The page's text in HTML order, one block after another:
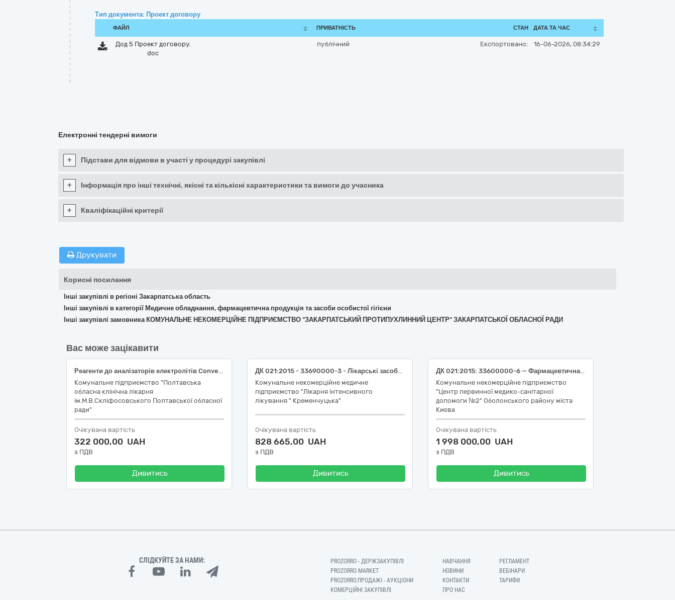
Тип документа: Проект договору
ФАЙЛ ПРИВАТНІСТЬ СТАН ДАТА ТА ЧАС
Дод 5 Проект договору.
doc
публічний Експортовано: 16-06-2026, 08:34:29
Електронні тендерні вимоги
+ Підстави для відмови в участі у процедурі закупівлі
+ Інформація про інші технічні, якісні та кількісні характеристики та вимоги до учасника
+ Кваліфікаційні критерії
Друкувати
Корисні посилання
Інші закупівлі в регіоні Закарпатська область
Інші закупівлі в категорії Медичне обладнання, фармацевтична продукція та засоби особистої гігієни
Інші закупівлі замовника КОМУНАЛЬНЕ НЕКОМЕРЦІЙНЕ ПІДПРИЄМСТВО "ЗАКАРПАТСЬКИЙ ПРОТИПУХЛИННИЙ ЦЕНТР" ЗАКАРПАТСЬКОЇ ОБЛАСНОЇ РАДИ
Вас може зацікавити
Реагенти до аналізаторів електролітів Convergus (за кодом ДК 021:2015 - «Єдиний закупівельний словник»- 33690000-3 - Лікарські засоби інші; 33696500-0 - Лабораторні реактиви)
Комунальне підприємство "Полтавська
обласна клінічна лікарня
ім.М.В.Скліфосовського Полтавської обласної
ради"
Очікувана вартість
322 000,00 UAH
з ПДВ
Дивитись
ДК 021:2015 - 33690000-3 - Лікарські засоби різні (Реактиви для коагулометра SC-40)
Комунальне некомерційне медичне
підприємство "Лікарня інтенсивного
лікування " Кременчуцька"
Очікувана вартість
828 665,00 UAH
з ПДВ
Дивитись
ДК 021:2015: 33600000-6 — Фармацевтична продукція (33650000-1 Загальні протиінфекційні засоби для системного застосування, вакцини, антинеопластичні засоби та імуномодулятори (33651600-4 Вакцини))
Комунальне некомерційне підприємство
"Центр первинної медико-санітарної
допомоги №2" Оболонського району міста
Києва
Очікувана вартість
1 998 000,00 UAH
з ПДВ
Дивитись
СЛІДКУЙТЕ ЗА НАМИ:
PROZORRO - ДЕРЖЗАКУПІВЛІ
PROZORRO MARKET
PROZORRO.ПРОДАЖІ - АУКЦІОНИ
КОМЕРЦІЙНІ ЗАКУПІВЛІ
НАВЧАННЯ
НОВИНИ
КОНТАКТИ
ПРО НАС
РЕГЛАМЕНТ
ВЕБІНАРИ
ТАРИФИ